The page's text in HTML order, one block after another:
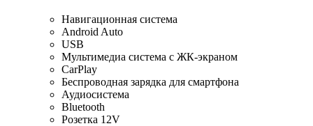
Навигационная система
Android Auto
USB
Мультимедиа система с ЖК-экраном
CarPlay
Беспроводная зарядка для смартфона
Аудиосистема
Bluetooth
Розетка 12V